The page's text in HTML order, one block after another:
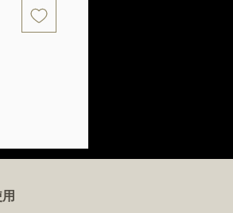
レード
ムメ